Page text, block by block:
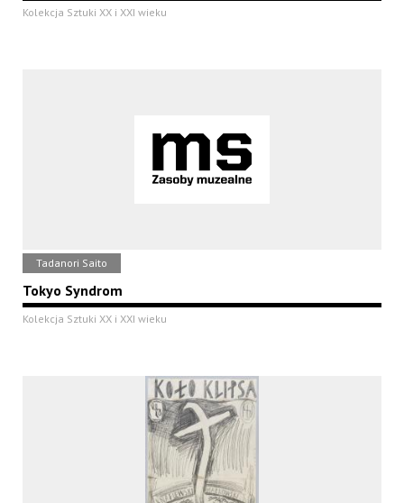
Kolekcja Sztuki XX i XXI wieku
Tadanori Saito
Tokyo Syndrom
Kolekcja Sztuki XX i XXI wieku